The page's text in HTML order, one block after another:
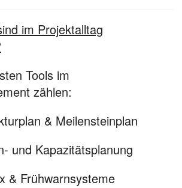
im Projektalltag
Tools im
zählen:
& Meilensteinplan
und Kapazitätsplanung
& Frühwarnsysteme